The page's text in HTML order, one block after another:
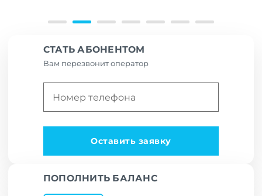
СТАТЬ АБОНЕНТОМ
Вам перезвонит оператор
Оставить заявку
ПОПОЛНИТЬ БАЛАНС